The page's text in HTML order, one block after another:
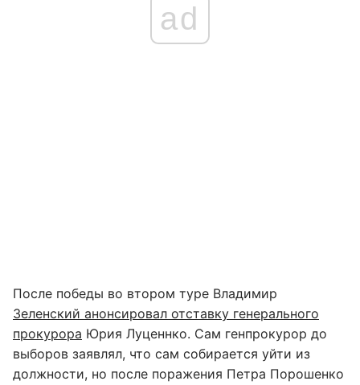
ad
После победы во втором туре Владимир
Зеленский анонсировал отставку генерального
прокурора Юрия Луценнко. Сам генпрокурор до
выборов заявлял, что сам собирается уйти из
должности, но после поражения Петра Порошенко